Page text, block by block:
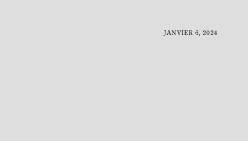
JANVIER 6, 2024